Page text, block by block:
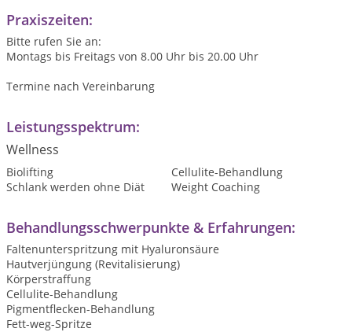
Praxiszeiten:
Bitte rufen Sie an:
Montags bis Freitags von 8.00 Uhr bis 20.00 Uhr
Termine nach Vereinbarung
Leistungsspektrum:
Wellness
Biolifting
Cellulite-Behandlung
Schlank werden ohne Diät
Weight Coaching
Behandlungsschwerpunkte & Erfahrungen:
Faltenunterspritzung mit Hyaluronsäure
Hautverjüngung (Revitalisierung)
Körperstraffung
Cellulite-Behandlung
Pigmentflecken-Behandlung
Fett-weg-Spritze